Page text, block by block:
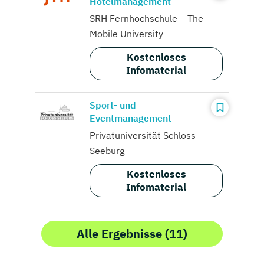
SRH Fernhochschule – The
Mobile University
Kostenloses
Infomaterial
Sport- und
Eventmanagement
Privatuniversität Schloss
Seeburg
Kostenloses
Infomaterial
Alle Ergebnisse (11)